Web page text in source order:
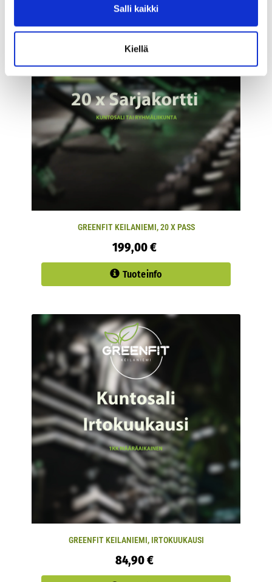
Salli kaikki
Kiellä
GREENFIT KEILANIEMI, 20 X PASS
199,00 €
Tuoteinfo
GREENFIT KEILANIEMI, IRTOKUUKAUSI
84,90 €